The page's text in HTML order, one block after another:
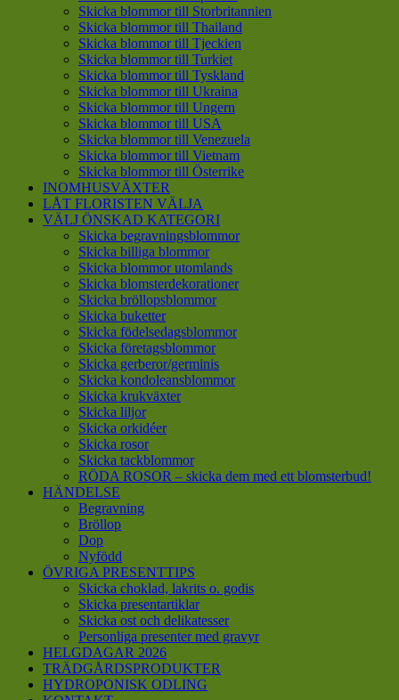
Skicka blommor till Storbritannien
Skicka blommor till Thailand
Skicka blommor till Tjeckien
Skicka blommor till Turkiet
Skicka blommor till Tyskland
Skicka blommor till Ukraina
Skicka blommor till Ungern
Skicka blommor till USA
Skicka blommor till Venezuela
Skicka blommor till Vietnam
Skicka blommor till Österrike
INOMHUSVÄXTER
LÅT FLORISTEN VÄLJA
VÄLJ ÖNSKAD KATEGORI
Skicka begravningsblommor
Skicka billiga blommor
Skicka blommor utomlands
Skicka blomsterdekorationer
Skicka bröllopsblommor
Skicka buketter
Skicka födelsedagsblommor
Skicka företagsblommor
Skicka gerberor/germinis
Skicka kondoleansblommor
Skicka krukväxter
Skicka liljor
Skicka orkidéer
Skicka rosor
Skicka tackblommor
RÖDA ROSOR – skicka dem med ett blomsterbud!
HÄNDELSE
Begravning
Bröllop
Dop
Nyfödd
ÖVRIGA PRESENTTIPS
Skicka choklad, lakrits o. godis
Skicka presentartiklar
Skicka ost och delikatesser
Personliga presenter med gravyr
HELGDAGAR 2026
TRÄDGÅRDSPRODUKTER
HYDROPONISK ODLING